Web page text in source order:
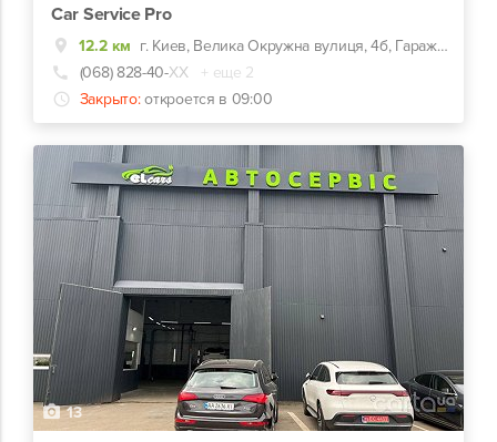
Car Service Pro
12.2 км
г. Киев, Велика Окружна вулиця, 4б, Гаражный кооператив Березка-2
(068) 828-40-ХХ
+ еще 2
Закрыто: откроется в 09:00
13